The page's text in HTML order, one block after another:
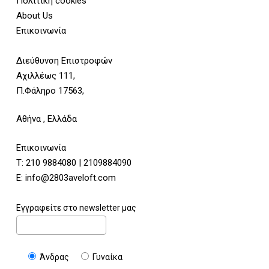
About Us
Επικοινωνία
Διεύθυνση Επιστροφών
Αχιλλέως 111,
Π.Φάληρο 17563,
Αθήνα , Ελλάδα
Επικοινωνία
Τ: 210 9884080 | 2109884090
E: info@2803aveloft.com
Εγγραφείτε στο newsletter μας
Άνδρας Γυναίκα